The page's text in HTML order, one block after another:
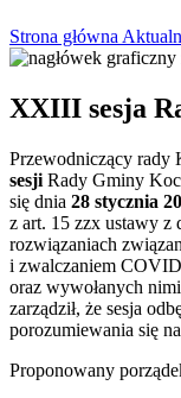
Strona główna
XXIII sesja
Przewodniczący rady
sesji Rady Gminy
się dnia 28 stycznia
z art. 15 zzx ustawy z
rozwiązaniach
i zwalczaniem
oraz wywołanych
zarządził, że sesja
porozumiewania się
Proponowany